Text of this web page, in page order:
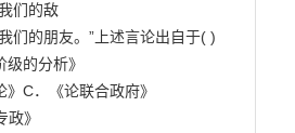
们的敌
们的朋友。”上述言论出自于( )
的分析》
C．《论联合政府》
》